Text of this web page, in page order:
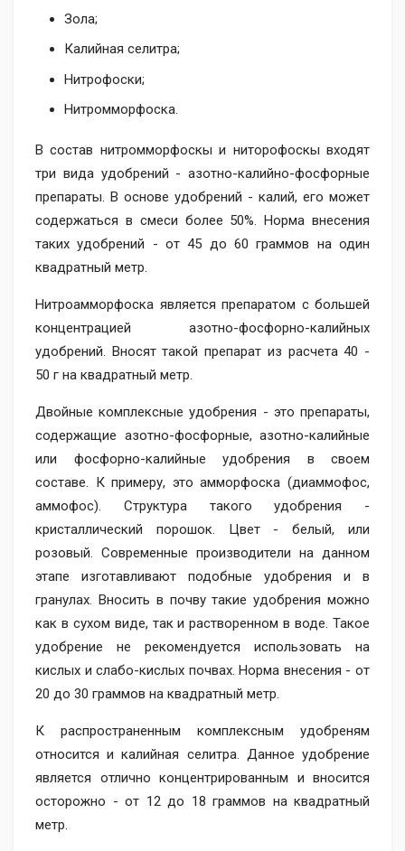
Зола;
Калийная селитра;
Нитрофоски;
Нитромморфоска.
В состав нитромморфоскы и ниторофоскы входят
три вида удобрений - азотно-калийно-фосфорные
препараты. В основе удобрений - калий, его может
содержаться в смеси более 50%. Норма внесения
таких удобрений - от 45 до 60 граммов на один
квадратный метр.
Нитроамморфоска является препаратом с большей
концентрацией азотно-фосфорно-калийных
удобрений. Вносят такой препарат из расчета 40 -
50 г на квадратный метр.
Двойные комплексные удобрения - это препараты,
содержащие азотно-фосфорные, азотно-калийные
или фосфорно-калийные удобрения в своем
составе. К примеру, это амморфоска (диаммофос,
аммофос). Структура такого удобрения -
кристаллический порошок. Цвет - белый, или
розовый. Современные производители на данном
этапе изготавливают подобные удобрения и в
гранулах. Вносить в почву такие удобрения можно
как в сухом виде, так и растворенном в воде. Такое
удобрение не рекомендуется использовать на
кислых и слабо-кислых почвах. Норма внесения - от
20 до 30 граммов на квадратный метр.
К распространенным комплексным удобреням
относится и калийная селитра. Данное удобрение
является отлично концентрированным и вносится
осторожно - от 12 до 18 граммов на квадратный
метр.